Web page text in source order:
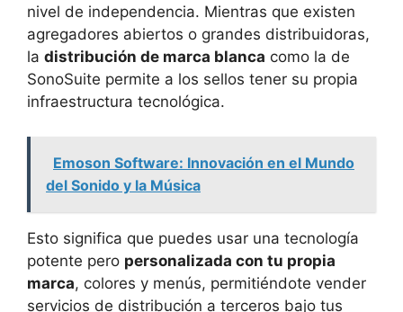
nivel de independencia. Mientras que existen
agregadores abiertos o grandes distribuidoras,
la distribución de marca blanca como la de
SonoSuite permite a los sellos tener su propia
infraestructura tecnológica.
Emoson Software: Innovación en el Mundo
del Sonido y la Música
Esto significa que puedes usar una tecnología
potente pero personalizada con tu propia
marca, colores y menús, permitiéndote vender
servicios de distribución a terceros bajo tus